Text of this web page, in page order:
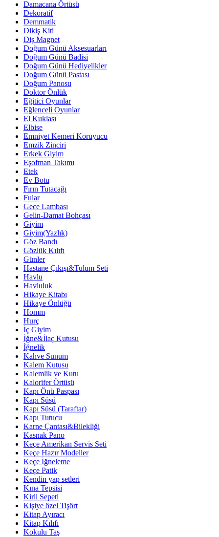
Damacana Örtüsü
Dekoratif
Demmatik
Dikiş Kiti
Diş Magnet
Doğum Günü Aksesuarları
Doğum Günü Badisi
Doğum Günü Hediyelikler
Doğum Günü Pastası
Doğum Panosu
Doktor Önlük
Eğitici Oyunlar
Eğlenceli Oyunlar
El Kuklası
Elbise
Emniyet Kemeri Koruyucu
Emzik Zinciri
Erkek Giyim
Eşofman Takımı
Etek
Ev Botu
Fırın Tutacağı
Fular
Gece Lambası
Gelin-Damat Bohçası
Giyim
Giyim(Yazlık)
Göz Bandı
Gözlük Kılıfı
Günler
Hastane Çıkışı&Tulum Seti
Havlu
Havluluk
Hikaye Kitabı
Hikaye Önlüğü
Homm
Hurç
İç Giyim
İğne&İlaç Kutusu
İğnelik
Kahve Sunum
Kalem Kutusu
Kalemlik ve Kutu
Kalorifer Örtüsü
Kapı Önü Paspası
Kapı Süsü
Kapı Süsü (Taraftar)
Kapı Tutucu
Karne Çantası&Bilekliği
Kasnak Pano
Keçe Amerikan Servis Seti
Keçe Hazır Modeller
Keçe İğneleme
Keçe Patik
Kendin yap setleri
Kına Tepsisi
Kirli Sepeti
Kişiye özel Tişört
Kitap Ayıracı
Kitap Kılıfı
Kokulu Taş